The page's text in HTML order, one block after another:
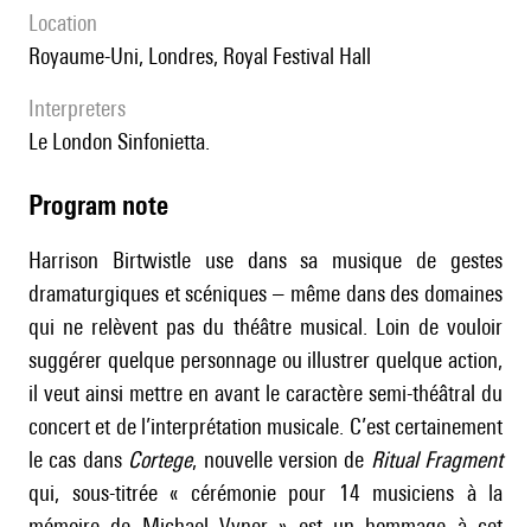
location
Royaume-Uni, Londres, Royal Festival Hall
interpreters
le London Sinfonietta.
Program note
Harrison Birtwistle use dans sa musique de gestes
dramaturgiques et scéniques – même dans des domaines
qui ne relèvent pas du théâtre musical. Loin de vouloir
suggérer quelque personnage ou illustrer quelque action,
il veut ainsi mettre en avant le caractère semi-théâtral du
concert et de l’interprétation musicale. C’est certainement
le cas dans Cortege, nouvelle version de Ritual Fragment
qui, sous-titrée « cérémonie pour 14 musiciens à la